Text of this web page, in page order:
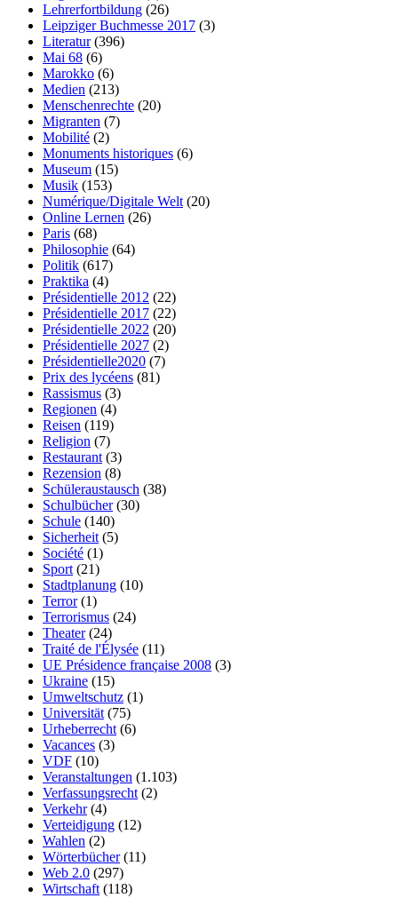
Lehrerfortbildung (26)
Leipziger Buchmesse 2017 (3)
Literatur(396)
Mai 68 (6)
Marokko (6)
Medien (213)
Menschenrechte (20)
Migranten (7)
Mobilité (2)
Monuments historiques (6)
Museum (15)
Musik (153)
Numérique/Digitale Welt(20)
Online Lernen (26)
Paris (68)
Philosophie (64)
Politik (617)
Praktika (4)
Présidentielle 2012 (22)
Présidentielle 2017 (22)
Présidentielle 2022 (20)
Présidentielle 2027 (2)
Présidentielle2020 (7)
Prix des lycéens (81)
Rassismus (3)
Regionen (4)
Reisen (119)
Religion (7)
Restaurant(3)
Rezension (8)
Schüleraustausch (38)
Schulbücher(30)
Schule (140)
Sicherheit(5)
Société (1)
Sport(21)
Stadtplanung (10)
Terror(1)
Terrorismus (24)
Theater(24)
Traité de l'Élysée (11)
UE Présidence française 2008 (3)
Ukraine (15)
Umweltschutz (1)
Universität(75)
Urheberrecht(6)
Vacances (3)
VDF (10)
Veranstaltungen (1.103)
Verfassungsrecht(2)
Verkehr(4)
Verteidigung (12)
Wahlen (2)
Wörterbücher(11)
Web 2.0 (297)
Wirtschaft(118)